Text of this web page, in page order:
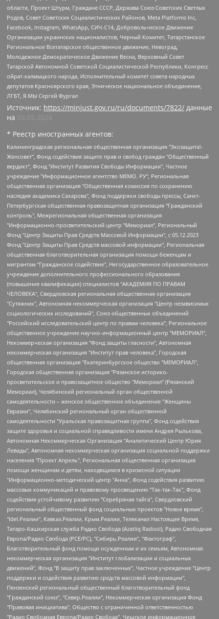
области, Проект Штурм, Граждане СССР, Держава Союз Советских Светлых
Родов, Совет Советских Социалистических Районов, Meta Platforms Inc,
Facebook, Instagram, WhatsApp, СИЧ-С14, Добровольческое Движение
Организации украинских националистов, Черный Комитет, Татарстанское
Региональное Всетатарское общественное движение, Невоград,
Молодежное Демократическое Движение Весна, Верховный Совет
Татарской Автономной Советской Социалистической Республики, Конгресс
ойрат-калмыцкого народа, Исполнительный комитет совета народных
депутатов Красноярского края, Этническое национальное объединение,
ЛГБТ, Я.МЫ Сергей Фургал
Источник: https://minjust.gov.ru/ru/documents/7822/ данные
на 03.05.2024
* Реестр иностранных агентов:
Калининградская региональная общественная организация "Экозащита!-Женсовет", Фонд содействия защите прав и свобод граждан "Общественный вердикт", Фонд "Институт Развития Свободы Информации", Частное учреждение "Информационное агентство МЕМО. РУ", Региональная общественная организация "Общественная комиссия по сохранению наследия академика Сахарова", Фонд поддержки свободы прессы, Санкт-Петербургская общественная правозащитная организация "Гражданский контроль", Межрегиональная общественная организация "Информационно-просветительский центр "Мемориал", Региональный Фонд "Центр Защиты Прав Средств Массовой Информации", с 05.12.2023 Фонд "Центр Защиты Прав Средств массовой информации", Региональная общественная благотворительная организация помощи беженцам и мигрантам "Гражданское содействие", Негосударственное образовательное учреждение дополнительного профессионального образования (повышение квалификации) специалистов "АКАДЕМИЯ ПО ПРАВАМ ЧЕЛОВЕКА", Свердловская региональная общественная организация "Сутяжник", Автономная некоммерческая организация "Центр независимых социологических исследований", Союз общественных объединений "Российский исследовательский центр по правам человека", Региональное общественное учреждение научно-информационный центр "МЕМОРИАЛ", Некоммерческая организация "Фонд защиты гласности", Автономная некоммерческая организация "Институт прав человека", Городская общественная организация "Екатеринбургское общество "МЕМОРИАЛ", Городская общественная организация "Рязанское историко-просветительское и правозащитное общество "Мемориал" (Рязанский Мемориал), Челябинский региональный орган общественной самодеятельности – женское общественное объединение "Женщины Евразии", Челябинский региональный орган общественной самодеятельности "Уральская правозащитная группа", Фонд содействия защите здоровья и социальной справедливости имени Андрея Рылькова, Автономная Некоммерческая Организация "Аналитический Центр Юрия Левады", Автономная некоммерческая организация социальной поддержки населения "Проект Апрель", Региональная общественная организация помощи женщинам и детям, находящимся в кризисной ситуации "Информационно-методический центр "Анна", Фонд содействия развитию массовых коммуникаций и правовому просвещению "Так-так-Так", Фонд содействия устойчивому развитию "Серебряная тайга", Свердловский региональный общественный фонд социальных проектов "Новое время", "Idel.Реалии", Кавказ.Реалии, Крым.Реалии, Телеканал Настоящее Время, Татаро-башкирская служба Радио Свобода (Azatliq Radiosi), Радио Свободная Европа/Радио Свобода (PCE/PC), "Сибирь.Реалии", "Фактограф", Благотворительный фонд помощи осужденным и их семьям, Автономная некоммерческая организация "Институт глобализации и социальных движений", Фонд "В защиту прав заключенных", Частное учреждение "Центр поддержки и содействия развитию средств массовой информации", Пензенский региональный общественный благотворительный фонд "Гражданский союз", "Север.Реалии", Некоммерческая организация Фонд "Правовая инициатива", Общество с ограниченной ответственностью "Радио Свободная Европа/Радио Свобода", Чешское информационное агентство "MEDIUM-ORIENT", Красноярская региональная общественная организация "Мы против СПИДа", Камалягин Денис Николаевич, Маркелов Сергей Евгеньевич, Пономарев Лев Александрович, Савицкая Людмила Алексеевна, Автономная некоммерческая организация "Центр по работе с проблемой насилия "НАСИЛИЮ.НЕТ", Межрегиональный профессиональный союз работников здравоохранения "Альянс врачей", Юридическое лицо, зарегистрированное в Латвийской Республике, SIA "Medusa Project" (регистрационный номер 40103797863, дата регистрации 10.06.2014), Некоммерческая организация "Фонд по борьбе с коррупцией", Автономная некоммерческая организация "Институт права и публичной политики", Баданин Роман Сергеевич, Гликин Максим Александрович, Железнова Мария Михайловна, Лукьянова Юлия Сергеевна, Маетная Елизавета Витальевна, Маняхин Петр Борисович, Чуракова Ольга Владимировна, Ярош Юлия Петровна, Юридическое лицо "The Insider SIA", зарегистрированное в Риге, Латвийская Республика (дата регистрации 26.06.2015), являющееся администратором доменного имени интернет-издания "The Insider SIA", https://theins.ru, Постернак Алексей Евгеньевич, Рубин Михаил Аркадьевич, Анин Роман Александрович, Юридическое лицо Istories fonds, зарегистрированное в Латвийской Республике (регистрационный номер 50008295751, дата регистрации 24.02.2020), Великовский Дмитрий Александрович, Долинина Ирина Николаевна, Мароховская Алеся Алексеевна, Шлейнов Роман Юрьевич, Шмагун Олеся Валентиновна, Общество с ограниченной ответственностью "Альтаир 2021", Общество с ограниченной ответственностью "Вега 2021", Общество с ограниченной ответственностью "Главный редактор 2021", Общество с ограниченной ответственностью "Ромашки монолит", Важенков Артем Валерьевич, Ивановская областная общественная организация "Центр гендерных исследований", Гурман Юрий Альбертович, Медиапроект "ОВД-Инфо", Егоров Владимир Владимирович, Жилинский Владимир Александрович, Общество с ограниченной ответственностью "ЗП", Иванова София Юрьевна, Карезина Инна Павловна, Кильтау Екатерина Викторовна, Петров Алексей Викторович, Пискунов Сергей Евгеньевич, Смирнов Сергей Сергеевич, Тихонов Михаил Сергеевич, Общество с ограниченной ответственностью "ЖУРНАЛИСТ-ИНОСТРАННЫЙ АГЕНТ", Арапова Галина Юрьевна, Вольтская Татьяна Анатольевна, Американская компания "Mason G.E.S. Anonymous Foundation" (США), являющаяся владельцем интернет-издания https://mnews.world/, Компания "Stichting Bellingcat", зарегистрированная в Нидерландах (дата регистрации 11.07.2018), Захаров Андрей Вячеславович, Клепиковская Екатерина Дмитриевна, Общество с ограниченной ответственностью "МЕМО", Перл Роман Александрович, Симонов Евгений Алексеевич, Соловьева Елена Анатольевна, Сотников Даниил Владимирович, Сурначева Елизавета Дмитриевна, Автономная некоммерческая организация по защите прав человека и информированию населения "Якутия – Наше Мнение", Общество с ограниченной ответственностью "Москоу диджитал медиа", с 26.01.2023 Общество с ограниченной ответственностью "Чайка Белые сады", Ветошкина Валерия Валерьевна, Заговора Максим Александрович, Межрегиональное общественное движение "Российская ЛГБТ - сеть", Оленичев Максим Владимирович, Павлов Иван Юрьевич, Скворцова Елена Сергеевна, Общество с ограниченной ответственностью "Как бы инагент", Кочетков Игорь Викторович, Общество с ограниченной ответственностью "Честные выборы", Еланчик Олег Александрович, Общество с ограниченной ответственностью "Нобелевский призыв", Гималова Регина Эмилевна, Григорьев Андрей Валерьевич, Григорьева Алина Александровна, Ассоциация по содействию защите прав призывников, альтернативнослужащих и военнослужащих "Правозащитная группа "Гражданин.Армия.Право", Хисамова Регина Фаритовна, Автономная некоммерческая организация по реализации социально-правовых программ "Лилит", Дальневосточное общественное движение "Маяк", Санкт-Петербургская ЛГБТ-инициативная группа "Выход", Инициативная группа ЛГБТ+ "Реверс", Алексеев Андрей Викторович, Бекбулатова Таисия Львовна, Беляев Иван Михайлович, Владыкина Елена Сергеевна, Гельман Марат Александрович, Никульшина Вероника Юрьевна, Толоконникова Надежда Андреевна, Шендерович Виктор Анатольевич, Общество с ограниченной ответственностью "Данное сообщение", Общество с ограниченной ответственностью Издательский дом "Новая глава", Айнбиндер Александра Александровна, Московский комьюнити-центр для ЛГБТ+инициатив, Благотворительный фонд развития филантропии, Deutsche Welle (Германия, Kurt-Schumacher-Strasse 3, 53113 Bonn), Борзунова Мария Михайловна, Воробьев Виктор Викторович, Голубева Анна Львовна, Константинова Алла Михайловна, Малкова Ирина Владимировна, Мурадов Мурад Абдулгалимович, Осетинская Елизавета Николаевна, Понасенков Евгений Николаевич, Ганапольский Матвей Юрьевич, Киселев Евгений Алексеевич, Борухович Ирина Григорьевна, Дремин Иван Тимофеевич, Дубровский Дмитрий Викторович, Красноярская региональная общественная организация поддержки и развития альтернативных образовательных технологий и межкультурных коммуникаций "ИНТЕРРА", Маяковская Екатерина Алексеевна, Фейгин Марк Захарович, Филимонов Андрей Викторович, Дзугкоева Регина Николаевна, Доброхотов Роман Александрович, Дудь Юрий Александрович, Елкин Сергей Владимирович, Кругликов Кирилл Игоревич, Сабунаева Мария Леонидовна, Семенов Алексей Владимирович, Шаинян Карен Багратович, Шульман Екатерина Михайловна, Асафьев Артур Валерьевич, Вахштайн Виктор Семенович, Венедиктов Алексей Алексеевич, Лушникова Екатерина Евгеньевна, Волков Леонид Михайлович, Невзоров Александр Глебович, Пархоменко Сергей Борисович, Сироткин Ярослав Николаевич, Кара-Мурза Владимир Владимирович, Баранова Наталья Владимировна, Гозман Леонид Яковлевич, Кагарлицкий Борис Юльевич, Климарев Михаил Валерьевич, Милов Владимир Станиславович, Автономная некоммерческая организация Краснодарский центр современного искусства "Типография", Моргенштерн Алишер Тагирович, Соболь Любовь Эдуардовна, Общество с ограниченной ответственностью "ЛИЗА НОРМ", Каспаров Гарри Кимович, Ходорковский Михаил Борисович, Общество с ограниченной ответственностью "Апрельские тезисы", Данилович Ирина Брониславовна, Кашин Олег Владимирович, Петров Николай Владимирович, Пивоваров Алексей Владимирович, Соколов Михаил Владимирович, Цветкова Юлия Владимировна, Чичваркин Евгений Александрович, Комитет против пыток/Команда против пыток, Общество с ограниченной ответственностью "Первый научный", Общество с ограниченной ответственностью "Вертолет и ко", Белоцерковская Вероника Борисовна, Кац Максим Евгеньевич, Лазарева Татьяна Юрьевна, Шаведдинов Руслан Табризович, Яшин Илья Валерьевич, Общество с ограниченной ответственностью "Иноагент ААВ", Алешковский Дмитрий Петрович, Альбац Евгения Марковна, Быков Дмитрий Львович, Галямина Юлия Евгеньевна, Лойко Сергей Леонидович, Мартынов Кирилл Константинович, Медведев Сергей Александрович, Крашенинников Федор Геннадиевич, Гордеева Катерина Вл